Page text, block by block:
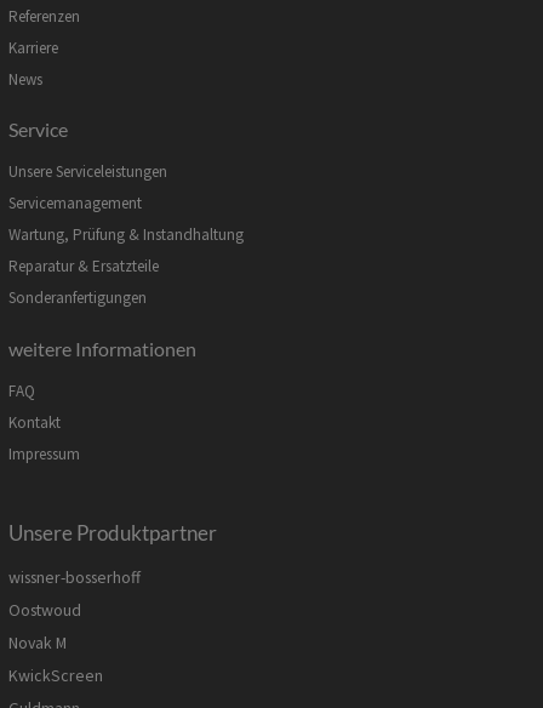
Referenzen
Karriere
News
Service
Unsere Serviceleistungen
Servicemanagement
Wartung, Prüfung & Instandhaltung
Reparatur & Ersatzteile
Sonderanfertigungen
weitere Informationen
FAQ
Kontakt
Impressum
Unsere Produktpartner
wissner-bosserhoff
Oostwoud
Novak M
KwickScreen